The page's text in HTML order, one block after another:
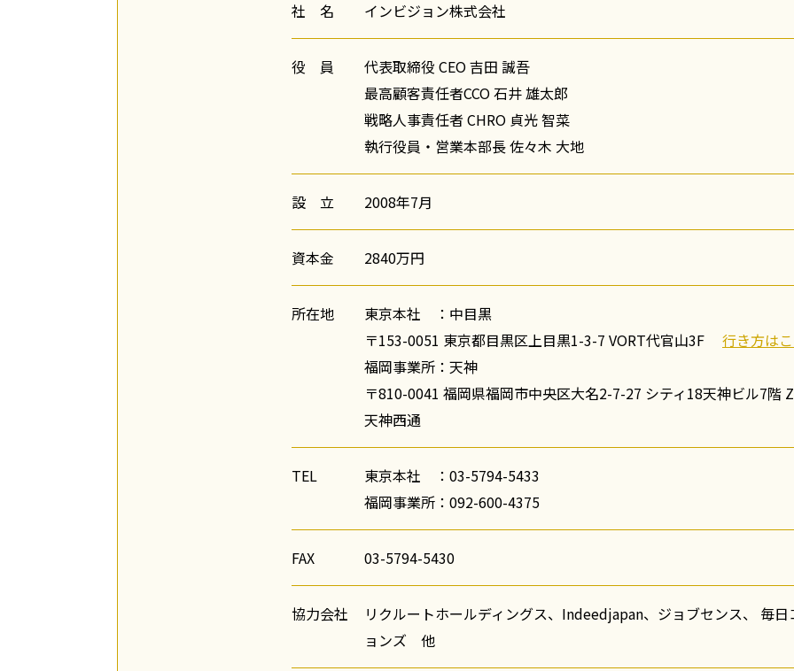
社 名 インビジョン株式会社
役 員
代表取締役 CEO 吉田 誠吾
最高顧客責任者CCO 石井 雄太郎
戦略人事責任者 CHRO 貞光 智菜
執行役員・営業本部長 佐々木 大地
設 立 2008年7月
資本金 2840万円
所在地
東京本社 ：中目黒
〒153-0051 東京都目黒区上目黒1-3-7 VORT代官山3F 行き方は
福岡事業所：天神
〒810-0041 福岡県福岡市中央区大名2-7-27 シティ18天神ビル7階
天神西通
TEL
東京本社 ：03-5794-5433
福岡事業所：092-600-4375
FAX 03-5794-5430
協力会社
リクルートホールディングス、Indeedjapan、ジョブセンス、 毎
ョンズ 他